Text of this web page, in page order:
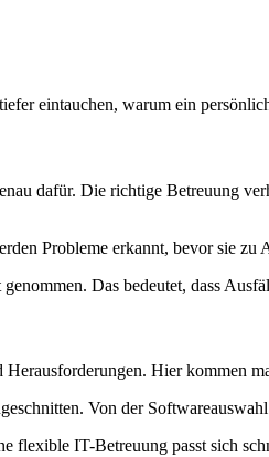
eintauchen, warum ein
dafür. Die richtige Betreuung
Probleme erkannt, bevor sie
Das bedeutet, dass
Hier kommen
Von der
flexible IT-Betreuung passt sich